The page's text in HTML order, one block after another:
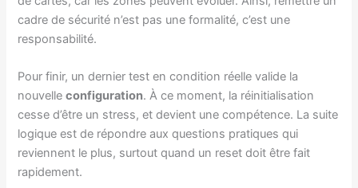
cadre de sécurité n’est pas une formalité, c’est une
responsabilité.
Pour finir, un dernier test en condition réelle valide la
nouvelleconfiguration. À ce moment, la réinitialisation
cesse d’être un stress, et devient une compétence. La suite
logique est de répondre aux questions pratiques qui
reviennent le plus, surtout quand un reset doit être fait
rapidement.